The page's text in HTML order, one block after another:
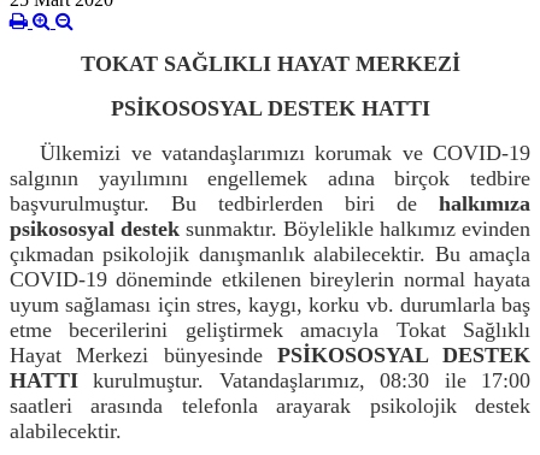
TOKAT SAĞLIKLI HAYAT MERKEZİ
PSİKOSOSYAL DESTEK HATTI
Ülkemizi ve vatandaşlarımızı korumak ve COVID-19
salgının yayılımını engellemek adına birçok tedbire
başvurulmuştur. Bu tedbirlerden biri de halkımıza
psikososyal destek sunmaktır. Böylelikle halkımız evinden
çıkmadan psikolojik danışmanlık alabilecektir. Bu amaçla
COVID-19 döneminde etkilenen bireylerin normal hayata
uyum sağlaması için stres, kaygı, korku vb. durumlarla baş
etme becerilerini geliştirmek amacıyla Tokat Sağlıklı
Hayat Merkezi bünyesinde PSİKOSOSYAL DESTEK
HATTI kurulmuştur. Vatandaşlarımız, 08:30 ile 17:00
saatleri arasında telefonla arayarak psikolojik destek
alabilecektir.